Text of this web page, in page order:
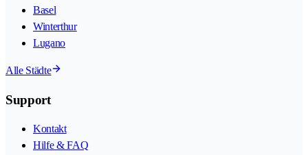
Basel
Winterthur
Lugano
Alle Städte
Support
Kontakt
Hilfe & FAQ